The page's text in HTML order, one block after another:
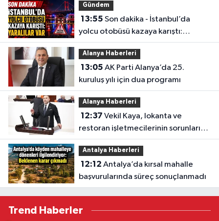
Gündem
13:55
yolcu otobüsü kazaya karıştı:
Yaralılar var
Alanya Haberleri
13:05
kuruluş yılı için dua programı
Alanya Haberleri
12:37
restoran işletmecilerinin sorunlarını
TBMM’ye taşıdı
Antalya Haberleri
12:12
başvurularında süreç sonuçlanmadı
Trend Haberler